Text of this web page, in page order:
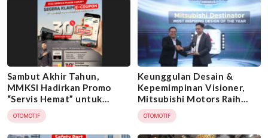
Sambut Akhir Tahun,
MMKSI Hadirkan Promo
“Servis Hemat” untuk
Konsumen Mitsubishi
OTOMOTIF
Keunggulan Desain &
Kepemimpinan Visioner,
Mitsubishi Motors Raih
Prestasi Ganda di Indonesia
Automotive Awards 2025
OTOMOTIF